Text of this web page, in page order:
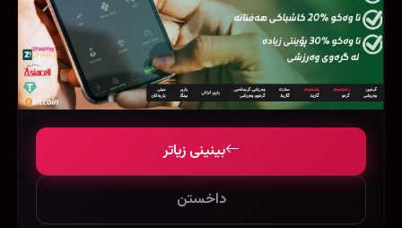
30971
35436
79835
بینینی زیاتر
داخستن